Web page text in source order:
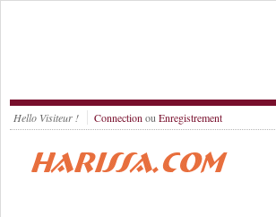
Hello Visiteur ! Connection ou Enregistrement